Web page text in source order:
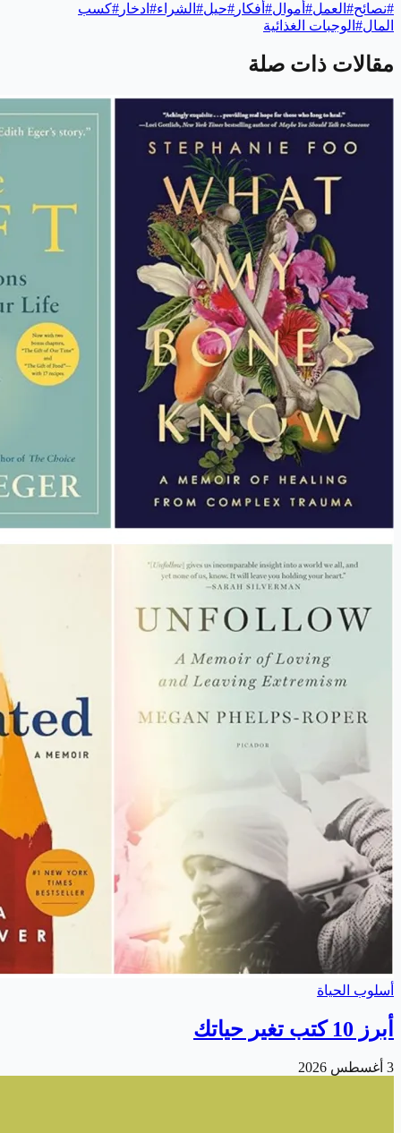
#نصائح# العمل# أموال# أفكار #حيل# الشراء# ادخار #كسب
المال# الوجبات الغذائية
مقالات ذات صلة
أسلوب الحياة
أبرز 10 كتب تغير حياتك
3 أغسطس 2026